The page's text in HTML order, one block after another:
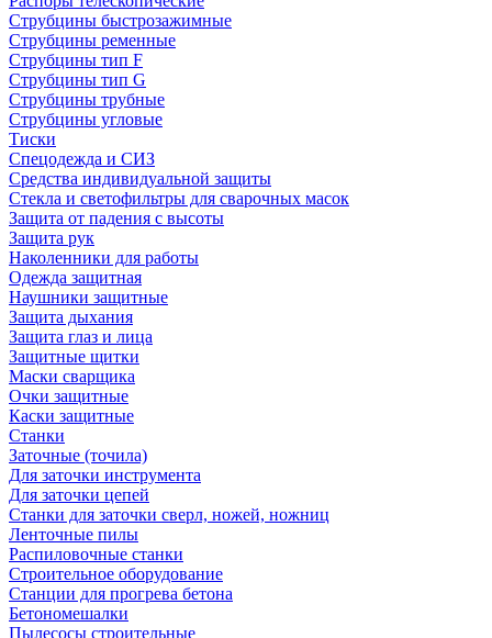
Струбцины быстрозажимные
Струбцины ременные
Струбцины тип F
Струбцины тип G
Струбцины трубные
Струбцины угловые
Тиски
Спецодежда и СИЗ
Средства индивидуальной защиты
Стекла и светофильтры для сварочных масок
Защита от падения с высоты
Защита рук
Наколенники для работы
Одежда защитная
Наушники защитные
Защита дыхания
Защита глаз и лица
Защитные щитки
Маски сварщика
Очки защитные
Каски защитные
Станки
Заточные (точила)
Для заточки инструмента
Для заточки цепей
Станки для заточки сверл, ножей, ножниц
Ленточные пилы
Распиловочные станки
Строительное оборудование
Станции для прогрева бетона
Бетономешалки
Пылесосы строительные